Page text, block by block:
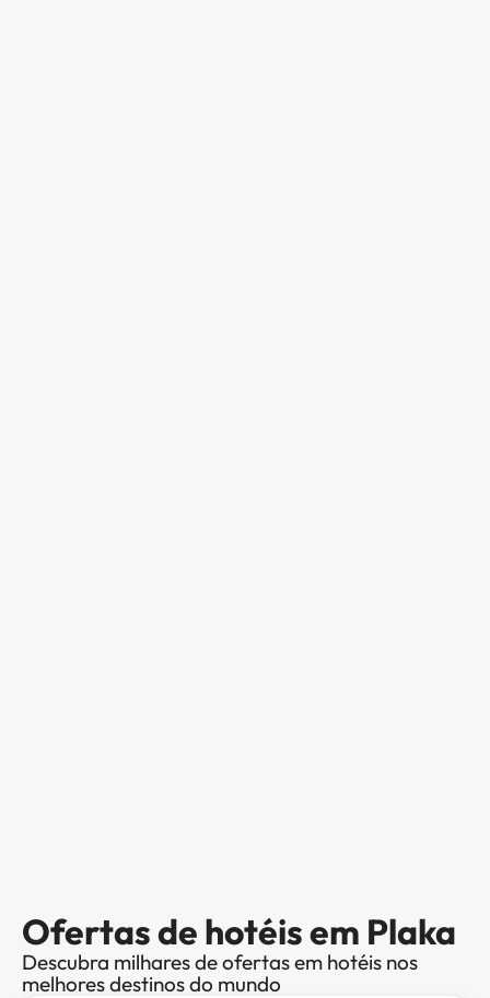
Ofertas de hotéis em Plaka
Descubra milhares de ofertas em hotéis nos
melhores destinos do mundo